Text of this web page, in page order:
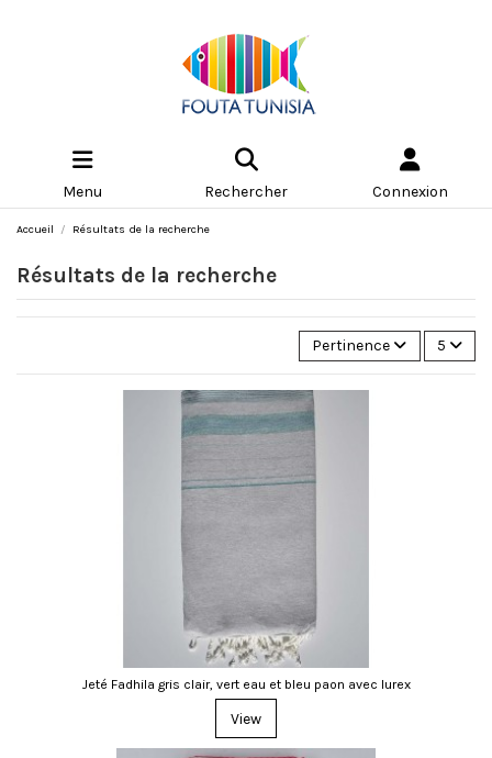
Menu Rechercher Connexion
Accueil Résultats de la recherche
Résultats de la recherche
Pertinence 5
Jeté Fadhila gris clair, vert eau et bleu paon avec lurex
View